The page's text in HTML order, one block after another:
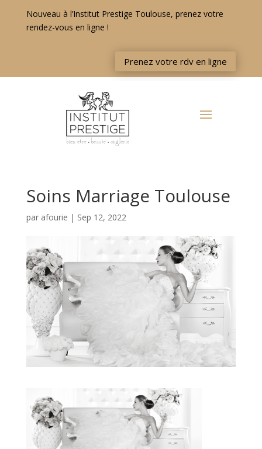
Nouveau à l’Institut Prestige Toulouse, prenez votre
rendez-vous en ligne !
Prenez votre rdv en ligne
Soins Marriage Toulouse
par afourie | Sep 12, 2022